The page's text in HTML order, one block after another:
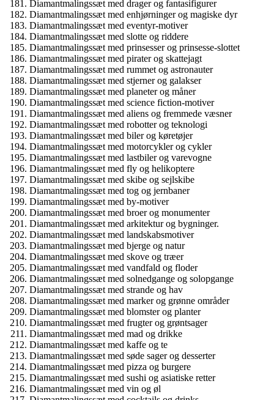
Diamantmalingssæt med drager og fantasifigurer
Diamantmalingssæt med enhjørninger og magiske dyr
Diamantmalingssæt med eventyr-motiver
Diamantmalingssæt med slotte og riddere
Diamantmalingssæt med prinsesser og prinsesse-slottet
Diamantmalingssæt med pirater og skattejagt
Diamantmalingssæt med rummet og astronauter
Diamantmalingssæt med stjerner og galakser
Diamantmalingssæt med planeter og måner
Diamantmalingssæt med science fiction-motiver
Diamantmalingssæt med aliens og fremmede væsner
Diamantmalingssæt med robotter og teknologi
Diamantmalingssæt med biler og køretøjer
Diamantmalingssæt med motorcykler og cykler
Diamantmalingssæt med lastbiler og varevogne
Diamantmalingssæt med fly og helikoptere
Diamantmalingssæt med skibe og sejlskibe
Diamantmalingssæt med tog og jernbaner
Diamantmalingssæt med by-motiver
Diamantmalingssæt med broer og monumenter
Diamantmalingssæt med arkitektur og bygninger.
Diamantmalingssæt med landskabsmotiver
Diamantmalingssæt med bjerge og natur
Diamantmalingssæt med skove og træer
Diamantmalingssæt med vandfald og floder
Diamantmalingssæt med solnedgange og solopgange
Diamantmalingssæt med strande og hav
Diamantmalingssæt med marker og grønne områder
Diamantmalingssæt med blomster og planter
Diamantmalingssæt med frugter og grøntsager
Diamantmalingssæt med mad og drikke
Diamantmalingssæt med kaffe og te
Diamantmalingssæt med søde sager og desserter
Diamantmalingssæt med pizza og burgere
Diamantmalingssæt med sushi og asiatiske retter
Diamantmalingssæt med vin og øl